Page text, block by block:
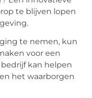
te blijven lopen
te nemen, kun
voor een
kan helpen
het waarborgen